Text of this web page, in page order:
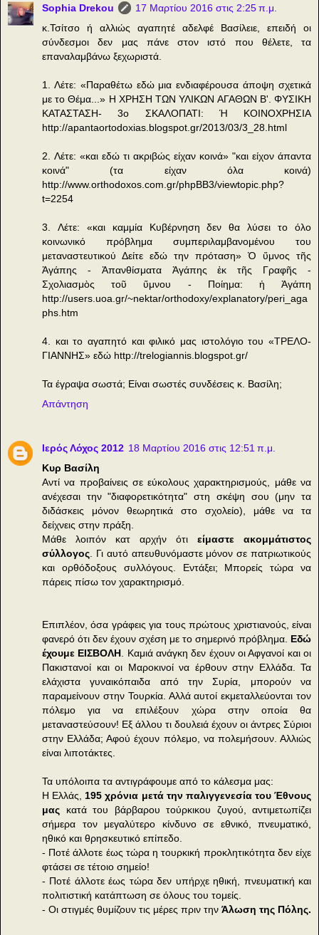
Sophia Drekou
17 Μαρτίου 2016 στις 2:25 π.μ.
κ.Τσίτσο ή αλλιώς αγαπητέ αδελφέ Βασίλειε, επειδή οι
σύνδεσμοι δεν μας πάνε στον ιστό που θέλετε, τα
επαναλαμβάνω ξεχωριστά.
1. Λέτε: «Παραθέτω εδώ μια ενδιαφέρουσα άποψη σχετικά
με το Θέμα...» Η ΧΡΗΣΗ ΤΩΝ ΥΛΙΚΩΝ ΑΓΑΘΩΝ Β'. ΦΥΣΙΚΗ
ΚΑΤΑΣΤΑΣΗ- 3ο ΣΚΑΛΟΠΑΤΙ: Ή ΚΟΙΝΟΧΡΗΣΙΑ
http://apantaortodoxias.blogspot.gr/2013/03/3_28.html
2. Λέτε: «και εδώ τι ακριβώς είχαν κοινά» "και είχον άπαντα
κοινά" (τα είχαν όλα κοινά)
http://www.orthodoxos.com.gr/phpBB3/viewtopic.php?
t=2254
3. Λέτε: «και καμμία Κυβέρνηση δεν θα λύσει το όλο
κοινωνικό πρόβλημα συμπεριλαμβανομένου του
μεταναστευτικού Δείτε εδώ την πρόταση» Ὁ ὕμνος τῆς
Ἀγάπης - Ἀπανθίσματα Ἀγάπης ἐκ τῆς Γραφῆς -
Σχολιασμὸς τοῦ ὕμνου - Ποίημα: ἡ Ἀγάπη
http://users.uoa.gr/~nektar/orthodoxy/explanatory/peri_aga
phs.htm
4. και το αγαπητό και φιλικό μας ιστολόγιο του «ΤΡΕΛΟ-
ΓΙΑΝΝΗΣ» εδώ http://trelogiannis.blogspot.gr/
Τα έγραψα σωστά; Είναι σωστές συνδέσεις κ. Βασίλη;
Απάντηση
Ιερός Λόχος 2012 18 Μαρτίου 2016 στις 12:51 π.μ.
Κυρ Βασίλη
Αντί να προβαίνεις σε εύκολους χαρακτηρισμούς, μάθε να
ανέχεσαι την "διαφορετικότητα" στη σκέψη σου (μην τα
διδάσκεις μόνον θεωρητικά στο σχολείο), μάθε να τα
δείχνεις στην πράξη.
Μάθε λοιπόν κατ αρχήν ότι είμαστε ακομμάτιστος
σύλλογος . Γι αυτό απευθυνόμαστε μόνον σε πατριωτικούς
και ορθόδοξους συλλόγους. Εντάξει; Μπορείς τώρα να
πάρεις πίσω τον χαρακτηρισμό.
Επιπλέον, όσα γράφεις για τους πρώτους χριστιανούς, είναι
φανερό ότι δεν έχουν σχέση με το σημερινό πρόβλημα. Εδώ
έχουμε ΕΙΣΒΟΛΗ . Καμιά ανάγκη δεν έχουν οι Αφγανοί και οι
Πακιστανοί και οι Μαροκινοί να έρθουν στην Ελλάδα. Τα
ελάχιστα γυναικόπαιδα από την Συρία, μπορούν να
παραμείνουν στην Τουρκία. Αλλά αυτοί εκμεταλλεύονται τον
πόλεμο για να επιλέξουν χώρα στην οποία θα
μεταναστεύσουν! Εξ άλλου τι δουλειά έχουν οι άντρες Σύριοι
στην Ελλάδα; Αφού έχουν πόλεμο, να πολεμήσουν. Αλλιώς
είναι λιποτάκτες.
Τα υπόλοιπα τα αντιγράφουμε από το κάλεσμα μας:
Η Ελλάς, 195 χρόνια μετά την παλιγγενεσία του Έθνους
μας κατά του βάρβαρου τούρκικου ζυγού, αντιμετωπίζει
σήμερα τον μεγαλύτερο κίνδυνο σε εθνικό, πνευματικό,
ηθικό και θρησκευτικό επίπεδο.
- Ποτέ άλλοτε έως τώρα η τουρκική προκλητικότητα δεν είχε
φτάσει σε τέτοιο σημείο!
- Ποτέ άλλοτε έως τώρα δεν υπήρχε ηθική, πνευματική και
πολιτιστική κατάπτωση σε όλους του τομείς.
- Οι στιγμές θυμίζουν τις μέρες πριν την Άλωση της Πόλης.